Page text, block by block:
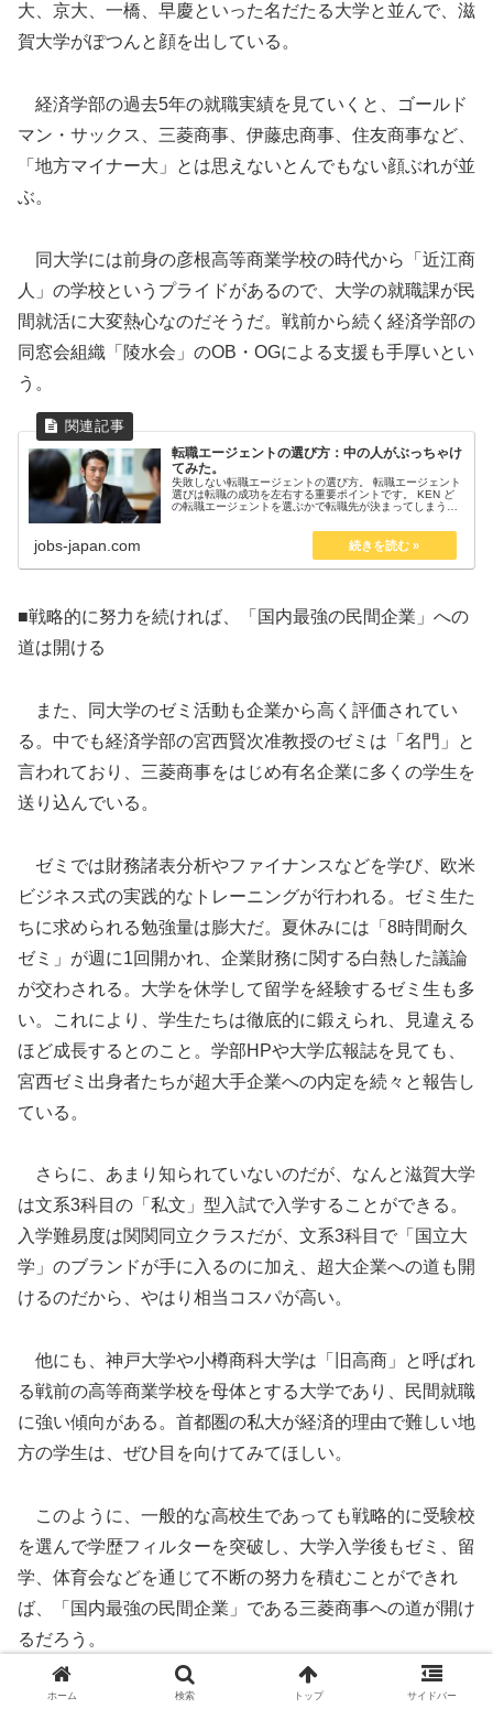
大、京大、一橋、早慶といった名だたる大学と並んで、滋
賀大学がぽつんと顔を出している。
経済学部の過去5年の就職実績を見ていくと、ゴールド
マン・サックス、三菱商事、伊藤忠商事、住友商事など、
「地方マイナー大」とは思えないとんでもない顔ぶれが並
ぶ。
同大学には前身の彦根高等商業学校の時代から「近江商
人」の学校というプライドがあるので、大学の就職課が民
間就活に大変熱心なのだそうだ。戦前から続く経済学部の
同窓会組織「陵水会」のOB・OGによる支援も手厚いとい
う。
転職エージェントの選び方：中の人がぶっちゃけ
てみた。
失敗しない転職エージェントの選び方。 転職エージェント
選びは転職の成功を左右する重要ポイントです。 KEN ど
の転職エージェントを選ぶかで転職先が決まってしまうと
が注意点を紹介：転職エー...
jobs-japan.com
■戦略的に努力を続ければ、「国内最強の民間企業」への
道は開ける
また、同大学のゼミ活動も企業から高く評価されてい
る。中でも経済学部の宮西賢次准教授のゼミは「名門」と
言われており、三菱商事をはじめ有名企業に多くの学生を
送り込んでいる。
ゼミでは財務諸表分析やファイナンスなどを学び、欧米
ビジネス式の実践的なトレーニングが行われる。ゼミ生た
ちに求められる勉強量は膨大だ。夏休みには「8時間耐久
ゼミ」が週に1回開かれ、企業財務に関する白熱した議論
が交わされる。大学を休学して留学を経験するゼミ生も多
い。これにより、学生たちは徹底的に鍛えられ、見違える
ほど成長するとのこと。学部HPや大学広報誌を見ても、
宮西ゼミ出身者たちが超大手企業への内定を続々と報告し
ている。
さらに、あまり知られていないのだが、なんと滋賀大学
は文系3科目の「私文」型入試で入学することができる。
入学難易度は関関同立クラスだが、文系3科目で「国立大
学」のブランドが手に入るのに加え、超大企業への道も開
けるのだから、やはり相当コスパが高い。
他にも、神戸大学や小樽商科大学は「旧高商」と呼ばれ
る戦前の高等商業学校を母体とする大学であり、民間就職
に強い傾向がある。首都圏の私大が経済的理由で難しい地
方の学生は、ぜひ目を向けてみてほしい。
このように、一般的な高校生であっても戦略的に受験校
を選んで学歴フィルターを突破し、大学入学後もゼミ、留
学、体育会などを通じて不断の努力を積むことができれ
ば、「国内最強の民間企業」である三菱商事への道が開け
るだろう。
ホーム 検索 トップ サイドバー